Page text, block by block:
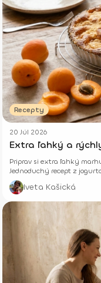
Recepty
20 Júl 2026
Extra ľahký a
Priprav si extra ľahký
Jednoduchý recept z
z pár surovín.
Iveta Kašická